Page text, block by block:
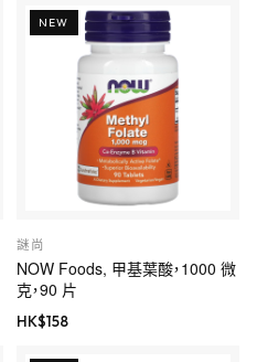
NEW
謎尚
NOW Foods, 甲基葉酸，1000 微
克，90 片
HK$158